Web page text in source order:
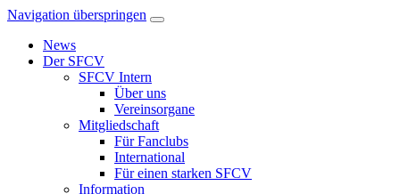
Navigation überspringen
News
Der SFCV
SFCV Intern
Über uns
Vereinsorgane
Mitgliedschaft
Für Fanclubs
International
Für einen starken SFCV
Information